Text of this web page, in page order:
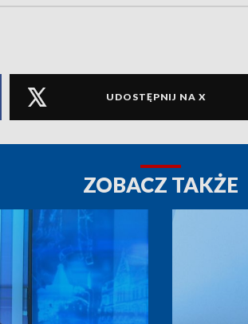
UDOSTĘPNIJ NA X
ZOBACZ TAKŻE